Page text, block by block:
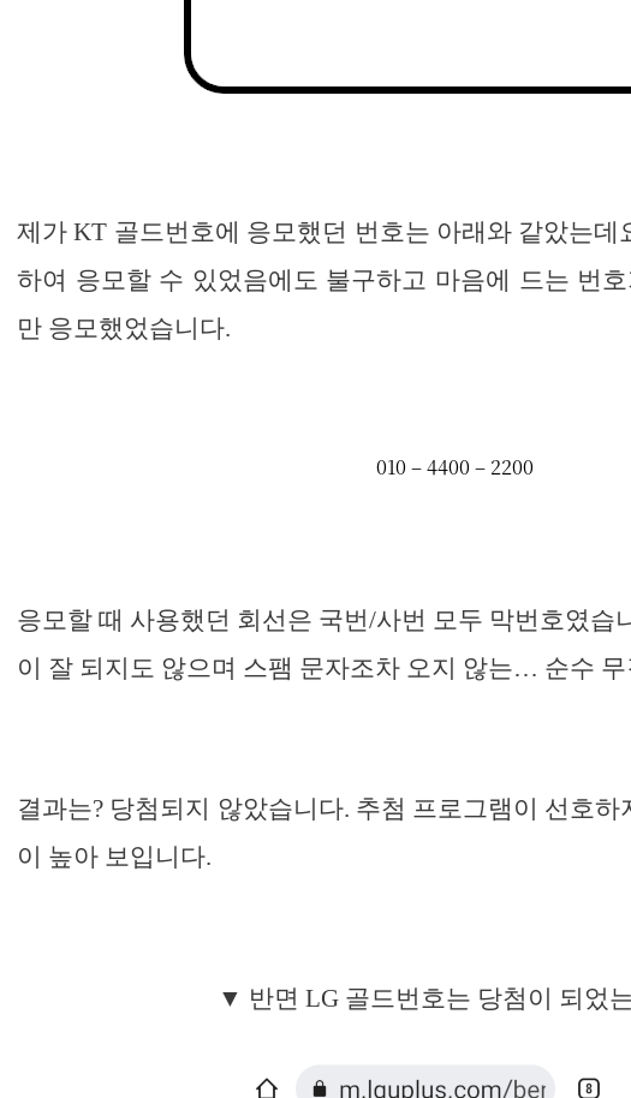
제가 KT 골드번호에 응모했던 번호는 아래와 같았는데
하여 응모할 수 있었음에도 불구하고 마음에 드는 번
만 응모했었습니다.
응모할 때 사용했던 회선은 국번/사번 모두 막번호였습
이 잘 되지도 않으며 스팸 문자조차 오지 않는… 순수
결과는? 당첨되지 않았습니다. 추첨 프로그램이 선호
이 높아 보입니다.
▼ 반면 LG 골드번호는 당첨이 되었